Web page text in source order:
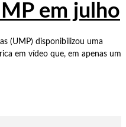
em julho
(UMP) disponibilizou uma
em vídeo que, em apenas um